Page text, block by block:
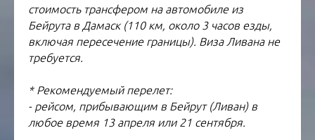
стоимость трансфером на автомобиле из
Бейрута в Дамаск (110 км, около 3 часов езды,
включая пересечение границы). Виза Ливана не
требуется.
* Рекомендуемый перелет:
- рейсом, прибывающим в Бейрут (Ливан) в
любое время 13 апреля или 21 сентября.